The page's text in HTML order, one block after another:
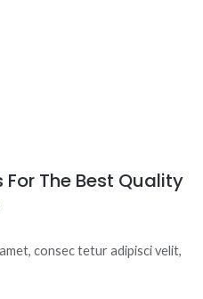
For The Best Quality
consec tetur adipisci velit,